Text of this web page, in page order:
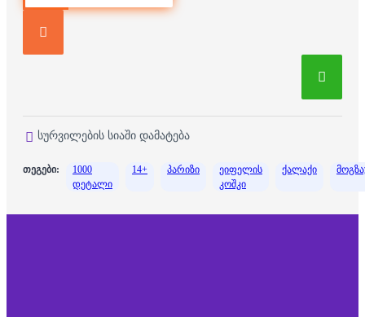
სურვილების სიაში დამატება
თეგები:
1000
დეტალი
14+ პარიზი
ეიფელის
კოშკი
ქალაქი